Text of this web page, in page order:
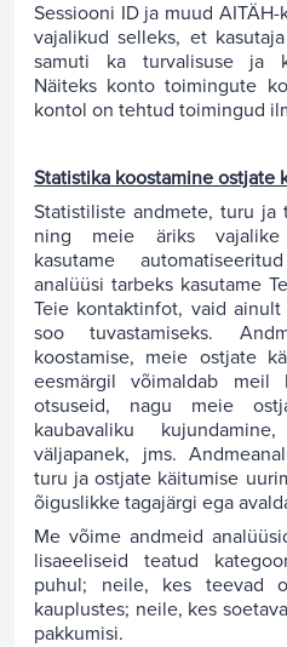
Sessiooni ID ja muud
vajalikud selleks, et
samuti ka turvalisuse ja
Näiteks konto toimingute
kontol on tehtud toimingud
Statistika koostamine ostjate
Statistiliste andmete, turu ja
ning meie äriks vajalike
kasutame
analüüsi tarbeks kasutame
Teie kontaktinfot, vaid
soo tuvastamiseks.
koostamise, meie ostjate
eesmärgil võimaldab meil
otsuseid, nagu meie
kaubavaliku
väljapanek, jms.
turu ja ostjate käitumise
õiguslikke tagajärgi ega
Me võime andmeid
lisaeeliseid teatud
puhul; neile, kes teevad
kauplustes; neile, kes
pakkumisi.